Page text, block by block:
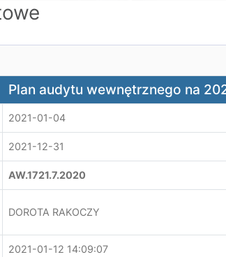
na 2021 rok
Plan audytu wewnętrznego na
2021-01-04
2021-12-31
AW.1721.7.2020
DOROTA RAKOCZY
2021-01-12 14:09:07